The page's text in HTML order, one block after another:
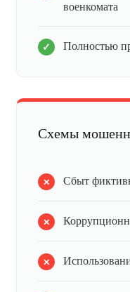
военкомата
Полностью
Схемы
Сбыт